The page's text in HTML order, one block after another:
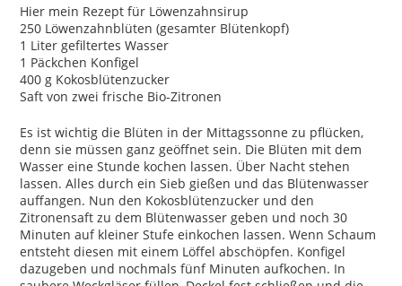
Hier mein Rezept für Löwenzahnsirup
250 Löwenzahnblüten (gesamter Blütenkopf)
1 Liter gefiltertes Wasser
1 Päckchen Konfigel
400 g Kokosblütenzucker
Saft von zwei frische Bio-Zitronen
Es ist wichtig die Blüten in der Mittagssonne zu pflücken,
denn sie müssen ganz geöffnet sein. Die Blüten mit dem
Wasser eine Stunde kochen lassen. Über Nacht stehen
lassen. Alles durch ein Sieb gießen und das Blütenwasser
auffangen. Nun den Kokosblütenzucker und den
Zitronensaft zu dem Blütenwasser geben und noch 30
Minuten auf kleiner Stufe einkochen lassen. Wenn Schaum
entsteht diesen mit einem Löffel abschöpfen. Konfigel
dazugeben und nochmals fünf Minuten aufkochen. In